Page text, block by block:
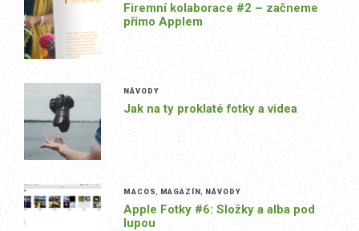
Firemní kolaborace #2 – začneme
přímo Applem
NÁVODY
Jak na ty proklaté fotky a videa
MACOS MAGAZÍN NÁVODY
Apple Fotky #6: Složky a alba pod
lupou